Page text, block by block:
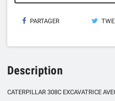
PARTAGER
Description
CATERPILLAR 308C EXCAVATRICE